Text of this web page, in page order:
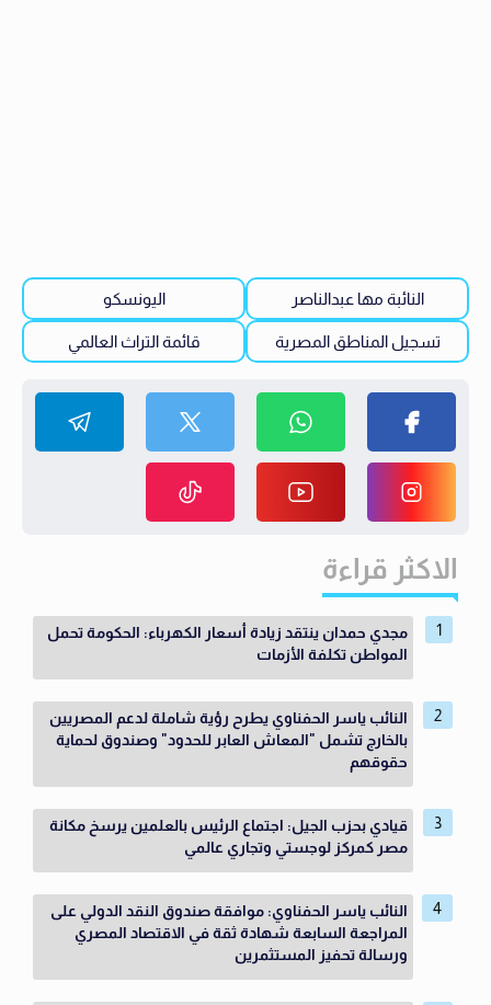
النائبة مها عبدالناصر اليونسكو
تسجيل المناطق المصرية قائمة التراث العالمي
الاكثر قراءة
مجدي حمدان ينتقد زيادة أسعار الكهرباء: الحكومة تحمل
المواطن تكلفة الأزمات
النائب ياسر الحفناوي يطرح رؤية شاملة لدعم المصريين
بالخارج تشمل "المعاش العابر للحدود" وصندوق لحماية
حقوقهم
قيادي بحزب الجيل: اجتماع الرئيس بالعلمين يرسخ مكانة
مصر كمركز لوجستي وتجاري عالمي
النائب ياسر الحفناوي: موافقة صندوق النقد الدولي على
المراجعة السابعة شهادة ثقة في الاقتصاد المصري
ورسالة تحفيز المستثمرين